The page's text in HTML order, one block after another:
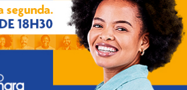
dias sem o abastecimento
Segundo ouvintes do